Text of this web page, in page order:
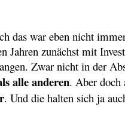
das war eben nicht
Jahren zunächst mit
Zwar nicht in der
alle anderen. Aber doch
. Und die halten sich ja